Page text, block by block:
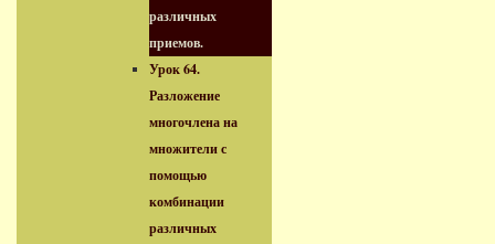
различных
приемов.
Урок 64.
Разложение
многочлена на
множители с
помощью
комбинации
различных